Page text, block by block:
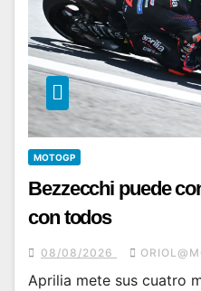
MOTOGP
Bezzecchi puede
con todos
08/08/2026
Aprilia mete sus cuatro